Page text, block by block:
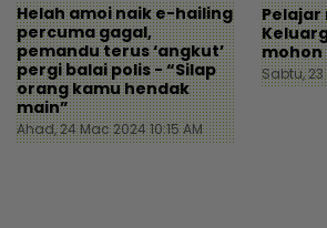
Helah amoi naik e-hailing
percuma gagal,
pemandu terus ‘angkut’
pergi balai polis - “Silap
orang kamu hendak
main”
Ahad, 24 Mac 2024 10:15 AM
Pelajar
mohon
Sabtu, 23